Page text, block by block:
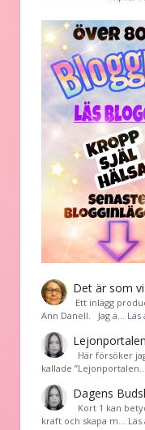
Det är som
Ett inlägg
Ann Danell. Jag ä…
Här försöker
kallade ”Lejonportalen…
Dagens
Kort 1 kan
kraft och skapa m…